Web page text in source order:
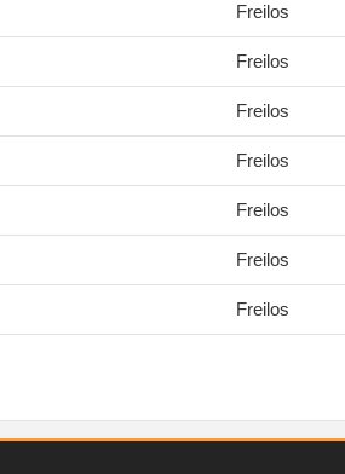
Freilos
Freilos
Freilos
Freilos
Freilos
Freilos
Freilos